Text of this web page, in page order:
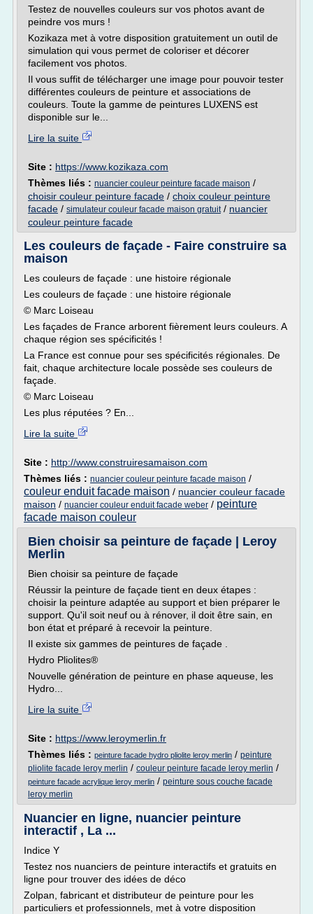
Testez de nouvelles couleurs sur vos photos avant de
peindre vos murs !
Kozikaza met à votre disposition gratuitement un outil de
simulation qui vous permet de coloriser et décorer
facilement vos photos.
Il vous suffit de télécharger une image pour pouvoir tester
différentes couleurs de peinture et associations de
couleurs. Toute la gamme de peintures LUXENS est
disponible sur le...
Lire la suite
Site : https://www.kozikaza.com
Thèmes liés : nuancier couleur peinture facade maison /
choisir couleur peinture facade / choix couleur peinture
facade / simulateur couleur facade maison gratuit/ nuancier
couleur peinture facade
Les couleurs de façade - Faire construire sa
maison
Les couleurs de façade : une histoire régionale
Les couleurs de façade : une histoire régionale
© Marc Loiseau
Les façades de France arborent fièrement leurs couleurs. A
chaque région ses spécificités !
La France est connue pour ses spécificités régionales. De
fait, chaque architecture locale possède ses couleurs de
façade.
© Marc Loiseau
Les plus réputées ? En...
Lire la suite
Site : http://www.construiresamaison.com
Thèmes liés : nuancier couleur peinture facade maison /
couleur enduit facade maison / nuancier couleur facade
maison / nuancier couleur enduit facade weber / peinture
facade maison couleur
Bien choisir sa peinture de façade | Leroy
Merlin
Bien choisir sa peinture de façade
Réussir la peinture de façade tient en deux étapes :
choisir la peinture adaptée au support et bien préparer le
support. Qu'il soit neuf ou à rénover, il doit être sain, en
bon état et préparé à recevoir la peinture.
Il existe six gammes de peintures de façade .
Hydro Pliolites®
Nouvelle génération de peinture en phase aqueuse, les
Hydro...
Lire la suite
Site : https://www.leroymerlin.fr
Thèmes liés : peinture facade hydro pliolite leroy merlin / peinture
pliolite facade leroy merlin / couleur peinture facade leroy merlin /
peinture facade acrylique leroy merlin / peinture sous couche facade
leroy merlin
Nuancier en ligne, nuancier peinture
interactif , La ...
Indice Y
Testez nos nuanciers de peinture interactifs et gratuits en
ligne pour trouver des idées de déco
Zolpan, fabricant et distributeur de peinture pour les
particuliers et professionnels, met à votre disposition